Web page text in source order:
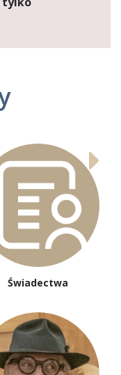
Świadectwa